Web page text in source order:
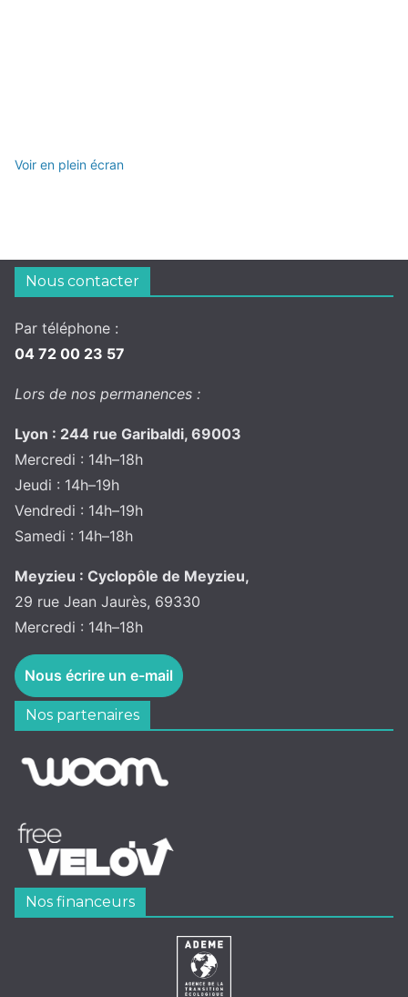
Voir en plein écran
Nous contacter
Par téléphone :
04 72 00 23 57
Lors de nos permanences :
Lyon : 244 rue Garibaldi, 69003
Mercredi : 14h–18h
Jeudi : 14h–19h
Vendredi : 14h–19h
Samedi : 14h–18h
Meyzieu : Cyclopôle de Meyzieu,
29 rue Jean Jaurès, 69330
Mercredi : 14h–18h
Nous écrire un e-mail
Nos partenaires
Nos financeurs